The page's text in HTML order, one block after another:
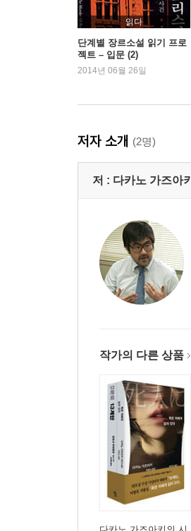
읽다
단계별 장르소설 읽기 프로
젝트 – 입문 (2)
2014년 06월 26일
저자 소개 (2명)
저 : 다카노 가즈아키
작가의 다른 상품